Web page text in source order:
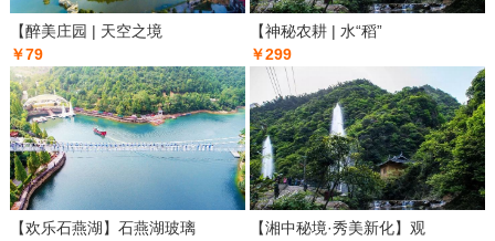
【醉美庄园 | 天空之境
￥79
【神秘农耕 | 水“稻”
￥299
【欢乐石燕湖】石燕湖玻璃
【湘中秘境·秀美新化】观